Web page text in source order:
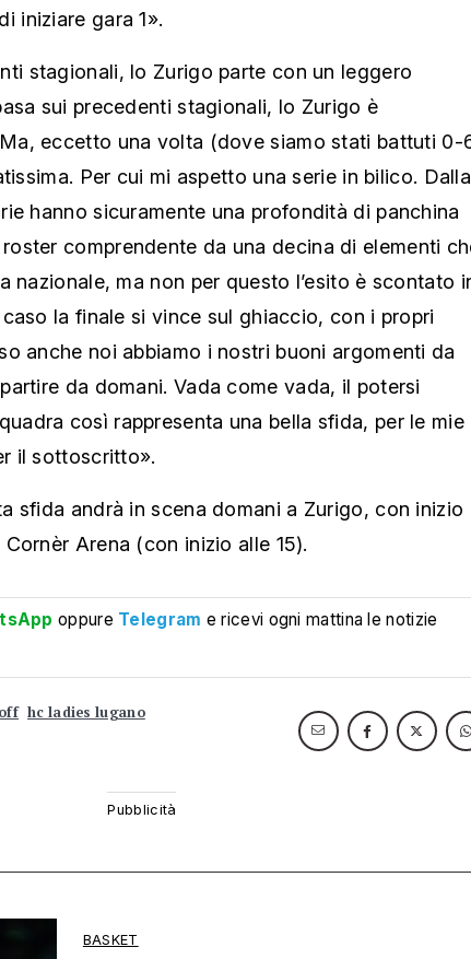
iniziare gara 1».
stagionali, lo Zurigo parte con un leggero
sui precedenti stagionali, lo Zurigo è
eccetto una volta (dove siamo stati battuti 0-
Per cui mi aspetto una serie in bilico. Dalla
hanno sicuramente una profondità di panchina
comprendente da una decina di elementi
nazionale, ma non per questo l’esito è scontato
la finale si vince sul ghiaccio, con i propri
anche noi abbiamo i nostri buoni argomenti da
da domani. Vada come vada, il potersi
così rappresenta una bella sfida, per le mie
il sottoscritto».
sfida andrà in scena domani a Zurigo, con inizio
Arena (con inizio alle 15).
oppure Telegram e ricevi ogni mattina le notizie
hc ladies lugano
BASKET